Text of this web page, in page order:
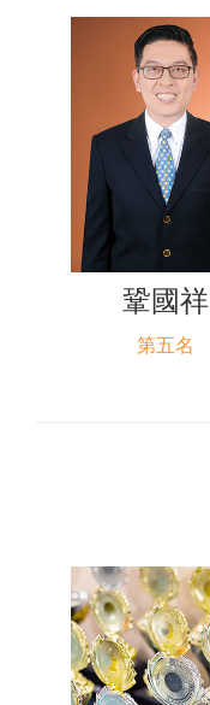
鞏國祥
第五名